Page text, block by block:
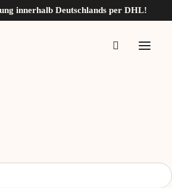
innerhalb Deutschlands per DHL!